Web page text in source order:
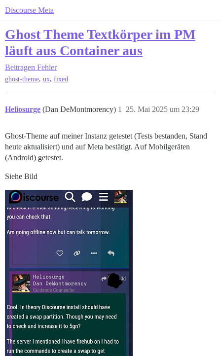
Discourse Meta
Ghost Theme Textkörper im PM
läuft aus Container aus
Beitragen Fehler
ghost-theme, ux, fixed
Heliosurge (Dan DeMontmorency) 25. Mai 2025 um 23:29
1
Ghost-Theme auf meiner Instanz getestet (Tests bestanden, Stand
heute aktualisiert) und auf Meta bestätigt. Auf Mobilgeräten
(Android) getestet.
Siehe Bild